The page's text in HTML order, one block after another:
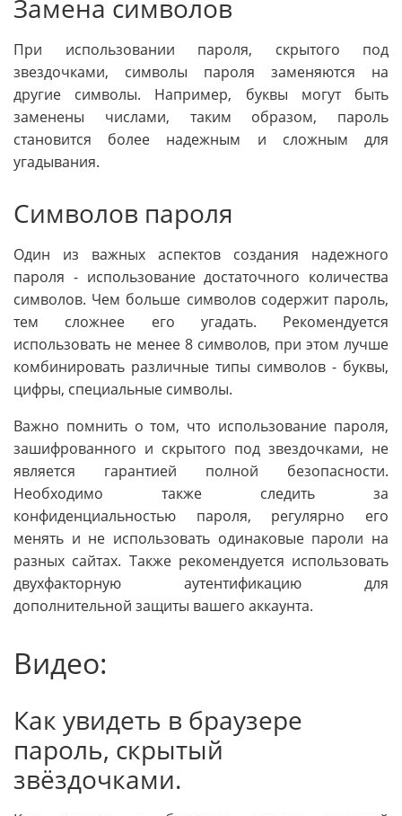
Замена символов
При использовании пароля, скрытого под
звездочками, символы пароля заменяются на
другие символы. Например, буквы могут быть
заменены числами, таким образом, пароль
становится более надежным и сложным для
угадывания.
Символов пароля
Один из важных аспектов создания надежного
пароля - использование достаточного количества
символов. Чем больше символов содержит пароль,
тем сложнее его угадать. Рекомендуется
использовать не менее 8 символов, при этом лучше
комбинировать различные типы символов - буквы,
цифры, специальные символы.
Важно помнить о том, что использование пароля,
зашифрованного и скрытого под звездочками, не
является гарантией полной безопасности.
Необходимо также следить за
конфиденциальностью пароля, регулярно его
менять и не использовать одинаковые пароли на
разных сайтах. Также рекомендуется использовать
двухфакторную аутентификацию для
дополнительной защиты вашего аккаунта.
Видео:
Как увидеть в браузере
пароль, скрытый
звёздочками.